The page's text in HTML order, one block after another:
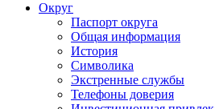
Округ
Паспорт округа
Общая информация
История
Символика
Экстренные службы
Телефоны доверия